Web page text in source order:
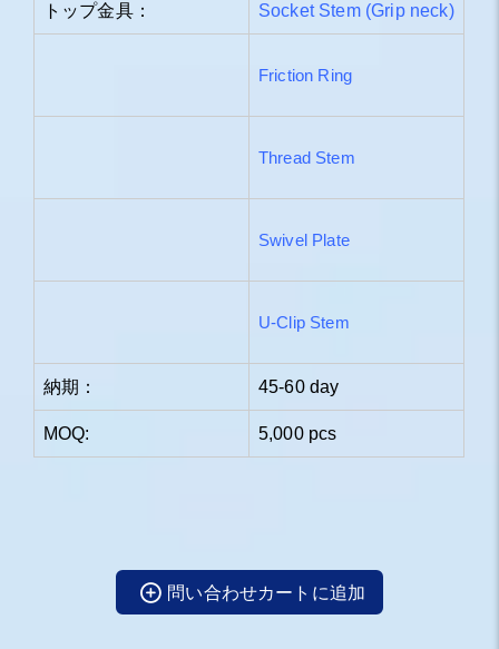
トップ金具： Socket Stem (Grip neck)
Friction Ring
Thread Stem
Swivel Plate
U-Clip Stem
納期： 45-60 day
MOQ: 5,000 pcs
問い合わせカートに追加